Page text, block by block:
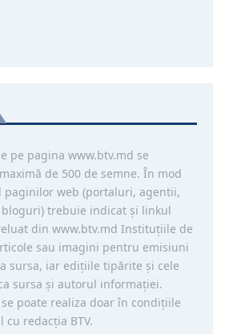
pe pagina www.btv.md se
de 500 de semne. În mod
paginilor web (portaluri, agentii,
trebuie indicat şi linkul
din www.btv.md Instituţiile de
sau imagini pentru emisiuni
sursa, iar ediţiile tipărite și cele
sursa şi autorul informaţiei.
poate realiza doar în condiţiile
redacţia BTV.